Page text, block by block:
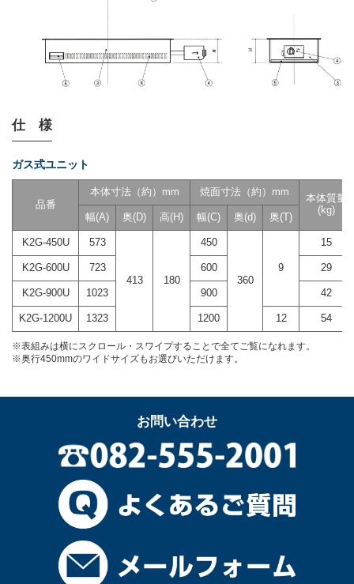
仕 様
ガス式ユニット
品番
本体寸法（約）mm 焼面寸法（約）mm
本体質量
(kg)
幅(A) 奥(D) 高(H) 幅(C) 奥(d) 奥(T)
K2G-450U 573
413 180
450
360
9
15
K2G-600U 723 600 29
K2G-900U 1023 900 42
K2G-1200U 1323 1200 12 54
※表組みは横にスクロール・スワイプすることで全てご覧になれます。
※奥行450mmのワイドサイズもお選びいただけます。
お問い合わせ